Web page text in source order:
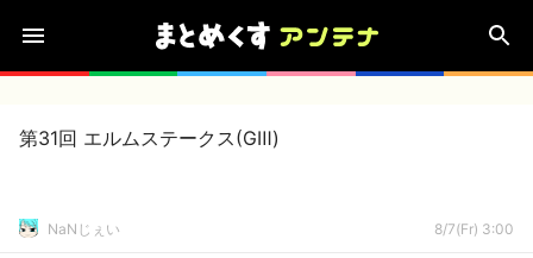
第31回 エルムステークス(GⅢ)
NaNじぇい 8/7(Fr) 3:00